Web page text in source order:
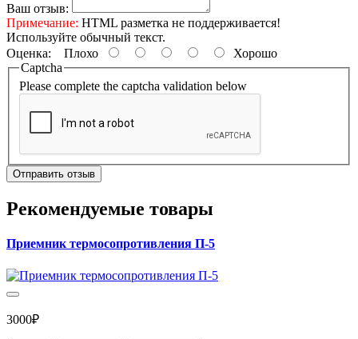
Ваш отзыв:
Примечание: HTML разметка не поддерживается!
Используйте обычный текст.
Оценка: Плохо
Хорошо
Captcha
Please complete the captcha validation below
Отправить отзыв
Рекомендуемые товары
Приемник термосопротивления П-5
3000₽